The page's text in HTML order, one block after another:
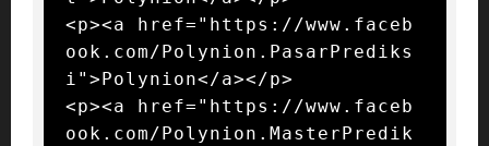
<p><a href="https://www.faceb
ook.com/Polynion.PasarPrediks
i">Polynion</a></p>
<p><a href="https://www.faceb
ook.com/Polynion.MasterPredik